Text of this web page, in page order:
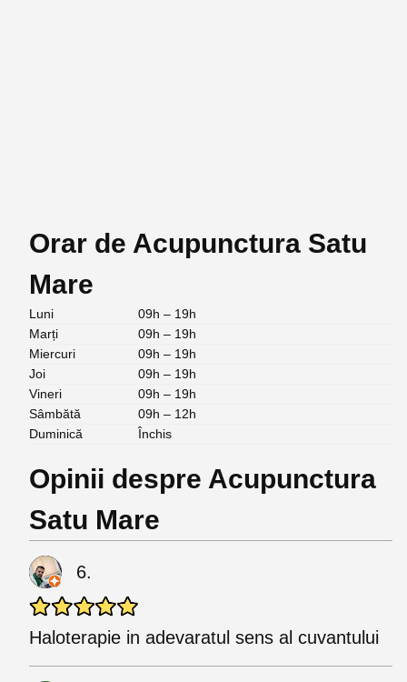
Orar de Acupunctura Satu
Mare
Luni
09h – 19h
Marți
09h – 19h
Miercuri
09h – 19h
Joi
09h – 19h
Vineri
09h – 19h
Sâmbătă
09h – 12h
Duminică
Închis
Opinii despre Acupunctura
Satu Mare
6.
Haloterapie in adevaratul sens al cuvantului